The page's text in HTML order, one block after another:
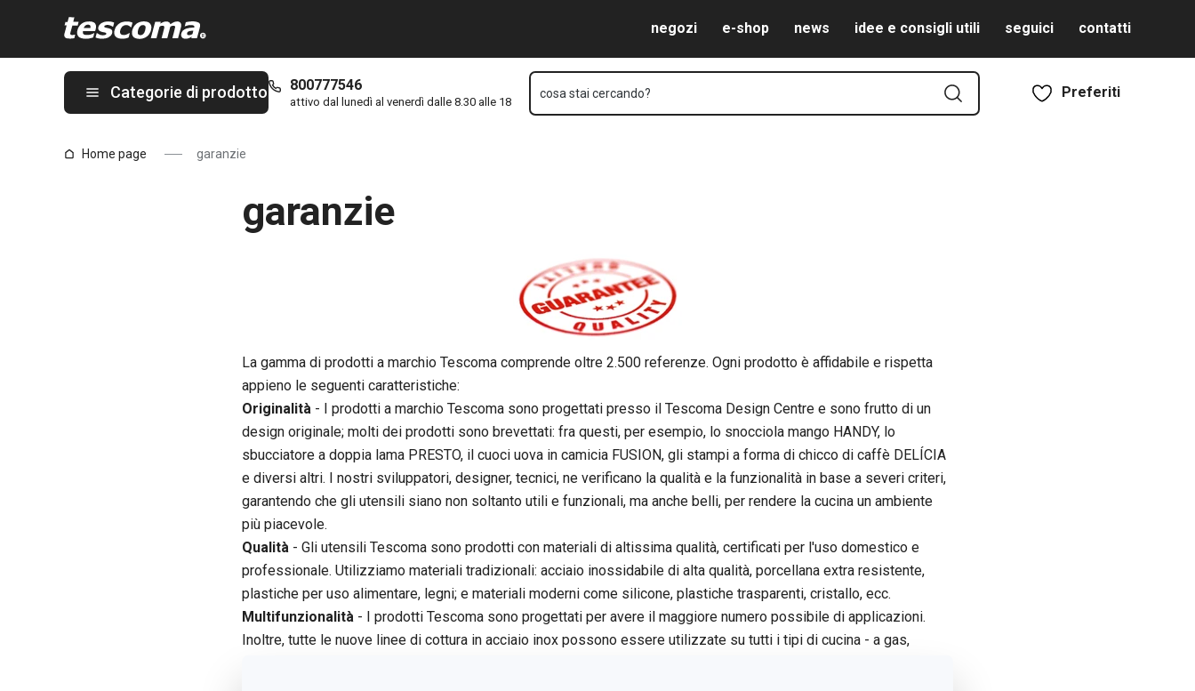
negozi e-shop news idee e consigli utili seguici contatti
Categorie di prodotto 800777546
attivo dal lunedì al venerdì dalle 8.30 alle 18
cosa stai cercando? Preferiti
Home page garanzie
garanzie
La gamma di prodotti a marchio Tescoma comprende oltre 2.500 referenze. Ogni prodotto è affidabile e rispetta
appieno le seguenti caratteristiche:
Originalità - I prodotti a marchio Tescoma sono progettati presso il Tescoma Design Centre e sono frutto di un
design originale; molti dei prodotti sono brevettati: fra questi, per esempio, lo snocciola mango HANDY, lo
sbucciatore a doppia lama PRESTO, il cuoci uova in camicia FUSION, gli stampi a forma di chicco di caffè DELÍCIA
e diversi altri. I nostri sviluppatori, designer, tecnici, ne verificano la qualità e la funzionalità in base a severi criteri,
garantendo che gli utensili siano non soltanto utili e funzionali, ma anche belli, per rendere la cucina un ambiente
più piacevole.
Qualità - Gli utensili Tescoma sono prodotti con materiali di altissima qualità, certificati per l'uso domestico e
professionale. Utilizziamo materiali tradizionali: acciaio inossidabile di alta qualità, porcellana extra resistente,
plastiche per uso alimentare, legni; e materiali moderni come silicone, plastiche trasparenti, cristallo, ecc.
Multifunzionalità - I prodotti Tescoma sono progettati per avere il maggiore numero possibile di applicazioni.
Inoltre, tutte le nuove linee di cottura in acciaio inox possono essere utilizzate su tutti i tipi di cucina - a gas,